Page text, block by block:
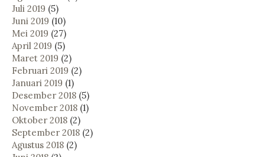
Juli 2019 (5)
Juni 2019 (10)
Mei 2019 (27)
April 2019 (5)
Maret 2019 (2)
Februari 2019 (2)
Januari 2019 (1)
Desember 2018 (5)
November 2018 (1)
Oktober 2018 (2)
September 2018 (2)
Agustus 2018 (2)